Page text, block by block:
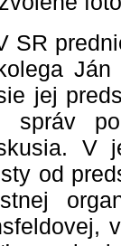
SR
Ján
jej
správ
V
od